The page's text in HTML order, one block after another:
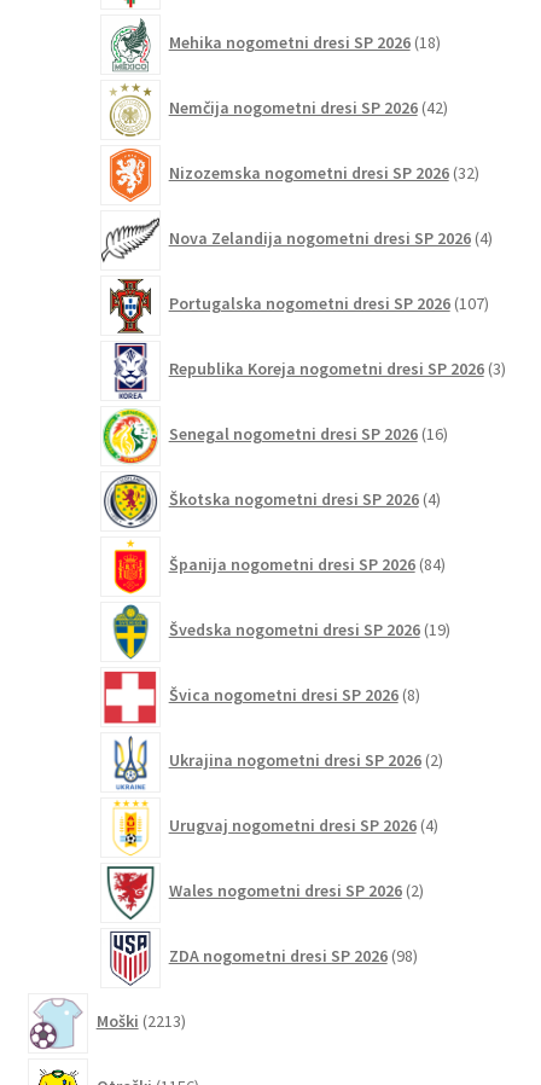
Mehika nogometni dresi SP 2026 18izdelkov
Nemčija nogometni dresi SP 2026 42izdelkov
Nizozemska nogometni dresi SP 2026 32izdelkov
Nova Zelandija nogometni dresi SP 2026 4izdelki
Portugalska nogometni dresi SP 2026 107
Republika Koreja nogometni dresi SP 2026 3
Senegal nogometni dresi SP 2026 16izdelkov
Škotska nogometni dresi SP 2026 4izdelki
Španija nogometni dresi SP 2026 84izdelkov
Švedska nogometni dresi SP 2026 19izdelkov
Švica nogometni dresi SP 2026 8izdelkov
Ukrajina nogometni dresi SP 2026 2izdelka
Urugvaj nogometni dresi SP 2026 4izdelki
Wales nogometni dresi SP 2026 2izdelka
ZDA nogometni dresi SP 2026 98izdelkov
Moški 2213izdelkov